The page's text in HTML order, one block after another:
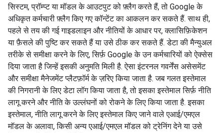
सिस्टम, प्रॉम्प्ट या मॉडल के आउटपुट को फ़्लैग करते हैं, तो Google के
अधिकृत कर्मचारी फ़्लैग किए गए कॉन्टेंट का आकलन कर सकते हैं. साथ ही,
पहले से तय की गई गाइडलाइन और नीतियों के आधार पर, क्लासिफ़िकेशन
या फ़ैसले की पुष्टि कर सकते हैं या उसे ठीक कर सकते हैं. डेटा की मैन्युअल
तरीके से समीक्षा करने के लिए, सिर्फ़ Google के उन कर्मचारियों को ऐक्सेस
दिया जाता है जिन्हें इसकी अनुमति मिली है. ऐसा इंटरनल गवर्नेंस असेसमेंट
और समीक्षा मैनेजमेंट प्लैटफ़ॉर्म के ज़रिए किया जाता है. जब गलत इस्तेमाल
की निगरानी के लिए डेटा लॉग किया जाता है, तो इसका इस्तेमाल सिर्फ़ नीति
लागू करने और नीति के उल्लंघनों को रोकने के लिए किया जाता है. इसका
इस्तेमाल, नीति लागू करने के लिए इस्तेमाल किए जाने वाले एआई/एमएल
मॉडल के अलावा, किसी अन्य एआई/एमएल मॉडल को ट्रेनिंग देने या उसे